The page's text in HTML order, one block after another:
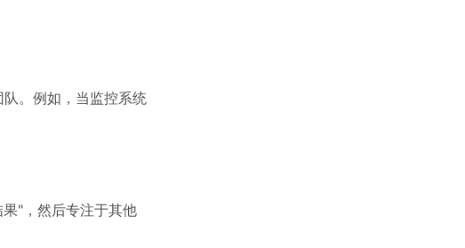
。例如，当监控系统
"，然后专注于其他